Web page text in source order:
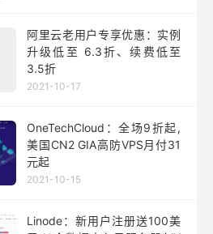
阿里云老用户专享优惠：实例
升级低至 6.3折、续费低至
3.5折
2021-10-17
OneTechCloud：全场9折起,
美国CN2 GIA高防VPS月付31
元起
2021-10-15
Linode：新用户注册送100美